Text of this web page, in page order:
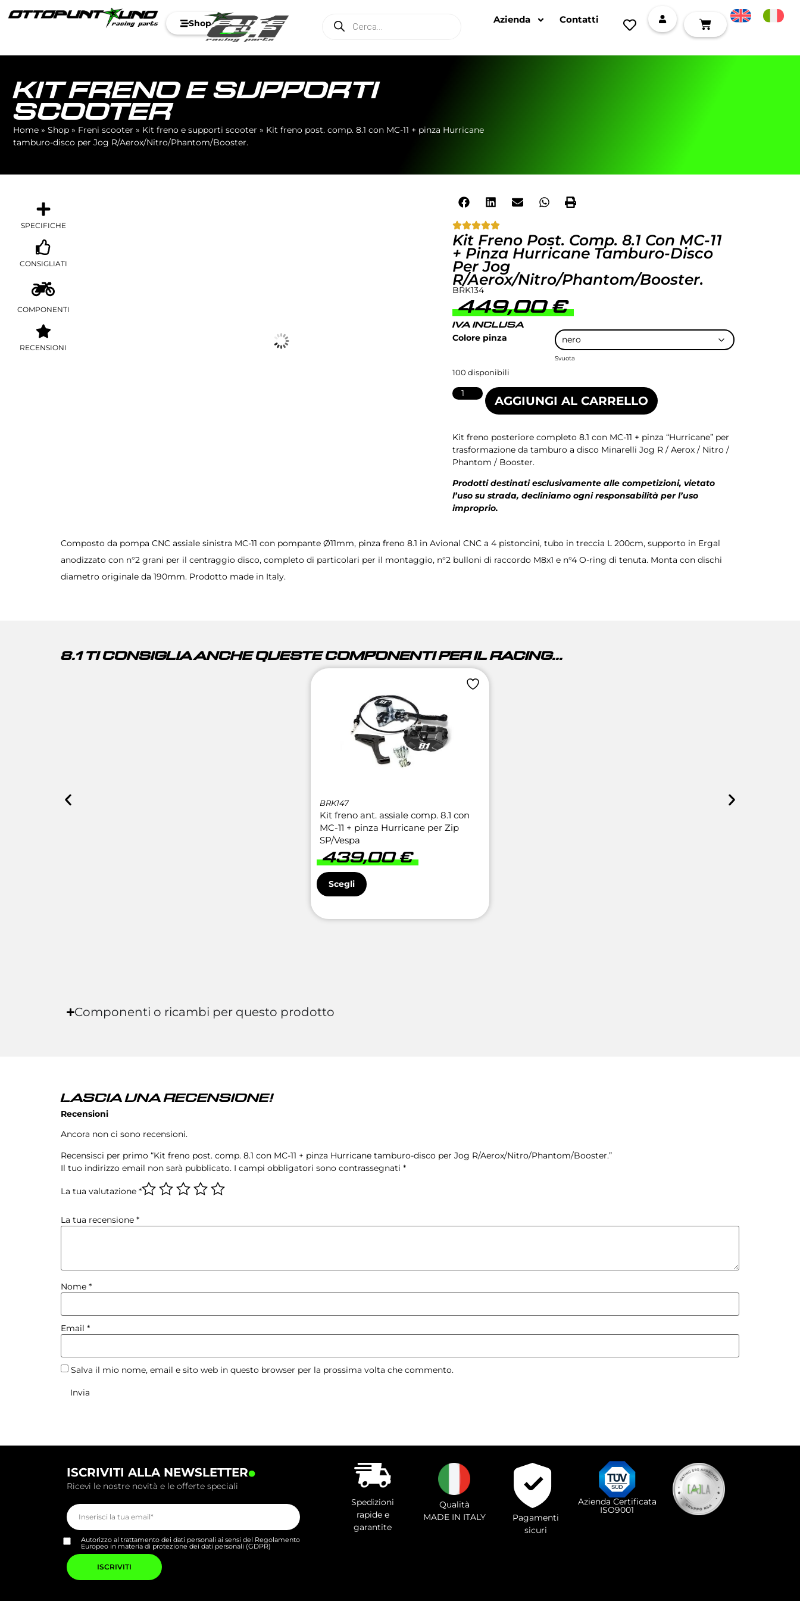
Shop Azienda Contatti
KIT FRENO E SUPPORTI
SCOOTER
Home » Shop » Freni scooter » Kit freno e supporti scooter » Kit freno post. comp. 8.1 con MC-11 + pinza Hurricane
tamburo-disco per Jog R/Aerox/Nitro/Phantom/Booster.
SPECIFICHE
CONSIGLIATI
COMPONENTI
RECENSIONI
Kit Freno Post. Comp. 8.1 Con MC-11
+ Pinza Hurricane Tamburo-Disco
Per Jog
R/Aerox/Nitro/Phantom/Booster.
BRK134
449,00€
IVA INCLUSA
Colore pinza
Svuota
100 disponibili
AGGIUNGI AL CARRELLO
Kit freno posteriore completo 8.1 con MC-11 + pinza “Hurricane” per
trasformazione da tamburo a disco Minarelli Jog R / Aerox / Nitro /
Phantom / Booster.
Prodotti destinati esclusivamente alle competizioni, vietato
l’uso su strada, decliniamo ogni responsabilità per l’uso
improprio.
Composto da pompa CNC assiale sinistra MC-11 con pompante Ø11mm, pinza freno 8.1 in Avional CNC a 4 pistoncini, tubo in treccia L 200cm, supporto in Ergal
anodizzato con n°2 grani per il centraggio disco, completo di particolari per il montaggio, n°2 bulloni di raccordo M8x1 e n°4 O-ring di tenuta. Monta con dischi
diametro originale da 190mm. Prodotto made in Italy.
8.1 TI CONSIGLIA ANCHE QUESTE COMPONENTI PER IL RACING...
BRK147
Kit freno ant. assiale comp. 8.1 con
MC-11 + pinza Hurricane per Zip
SP/Vespa
439,00€
Scegli
Componenti o ricambi per questo prodotto
LASCIA UNA RECENSIONE!
Recensioni
Ancora non ci sono recensioni.
Recensisci per primo “Kit freno post. comp. 8.1 con MC-11 + pinza Hurricane tamburo-disco per Jog R/Aerox/Nitro/Phantom/Booster.”
Il tuo indirizzo email non sarà pubblicato. I campi obbligatori sono contrassegnati *
La tua valutazione *
La tua recensione *
Nome *
Email *
Salva il mio nome, email e sito web in questo browser per la prossima volta che commento.
ISCRIVITI ALLA NEWSLETTER.
Ricevi le nostre novità e le offerte speciali
Autorizzo al trattamento dei dati personali ai sensi del Regolamento
Europeo in materia di protezione dei dati personali (GDPR)
Si
prega
di
lasciare
Spedizioni
rapide e
garantite
Qualità
MADE IN ITALY
Pagamenti
sicuri
Azienda Certificata
ISO9001